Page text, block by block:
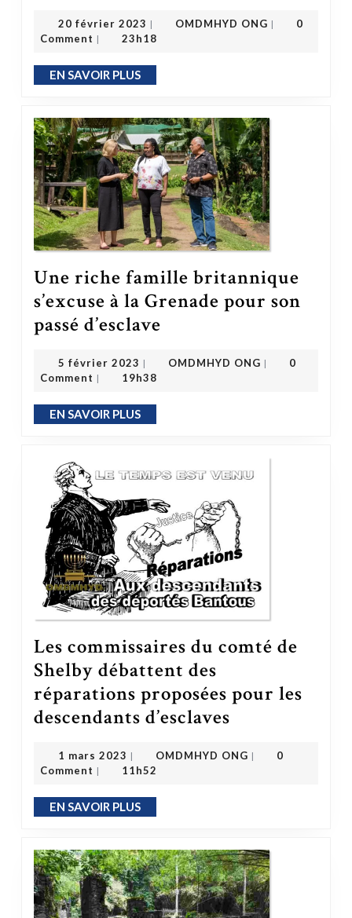
20 février 2023 20 février 2023
| OMDMHYD ONG |
0
Comment | 23h18
EN SAVOIR PLUSEN SAVOIR PLUS
Une riche famille britannique
s’excuse à la Grenade pour son
passé d’esclave
5 février 2023 5 février 2023
| OMDMHYD ONG |
0
Comment | 19h38
EN SAVOIR PLUSEN SAVOIR PLUS
Les commissaires du comté de
Shelby débattent des
réparations proposées pour les
descendants d’esclaves
1 mars 2023 | OMDMHYD ONG |
0
Comment | 11h52
EN SAVOIR PLUSEN SAVOIR PLUS